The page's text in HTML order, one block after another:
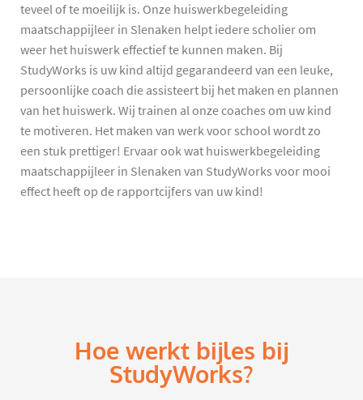
teveel of te moeilijk is. Onze huiswerkbegeleiding
maatschappijleer in Slenaken helpt iedere scholier om
weer het huiswerk effectief te kunnen maken. Bij
StudyWorks is uw kind altijd gegarandeerd van een leuke,
persoonlijke coach die assisteert bij het maken en plannen
van het huiswerk. Wij trainen al onze coaches om uw kind
te motiveren. Het maken van werk voor school wordt zo
een stuk prettiger! Ervaar ook wat huiswerkbegeleiding
maatschappijleer in Slenaken van StudyWorks voor mooi
effect heeft op de rapportcijfers van uw kind!
Hoe werkt bijles bij
StudyWorks?